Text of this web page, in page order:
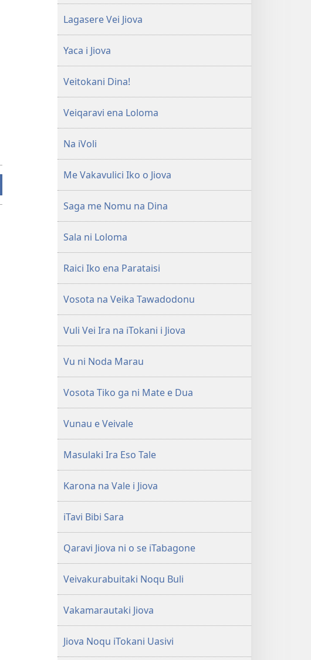
Lagasere Vei Jiova
Yaca i Jiova
Veitokani Dina!
Veiqaravi ena Loloma
Na iVoli
Me Vakavulici Iko o Jiova
Saga me Nomu na Dina
Sala ni Loloma
Raici Iko ena Parataisi
Vosota na Veika Tawadodonu
Vuli Vei Ira na iTokani i Jiova
Vu ni Noda Marau
Vosota Tiko ga ni Mate e Dua
Vunau e Veivale
Masulaki Ira Eso Tale
Karona na Vale i Jiova
iTavi Bibi Sara
Qaravi Jiova ni o se iTabagone
Veivakurabuitaki Noqu Buli
Vakamarautaki Jiova
Jiova Noqu iTokani Uasivi